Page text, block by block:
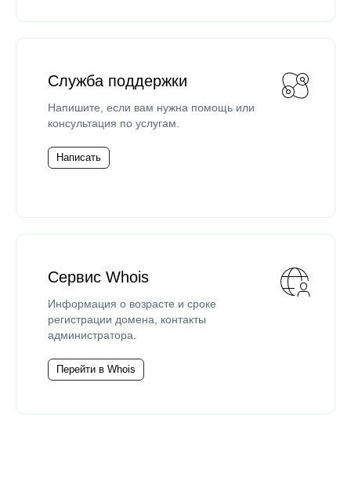
Служба поддержки
Напишите, если вам нужна помощь или
консультация по услугам.
Написать
Сервис Whois
Информация о возрасте и сроке
регистрации домена, контакты
администратора.
Перейти в Whois